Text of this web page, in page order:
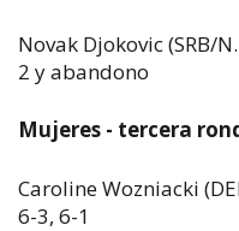
Novak Djokovic (SRB/
2 y abandono
Mujeres - tercera
Caroline Wozniacki
6-3, 6-1